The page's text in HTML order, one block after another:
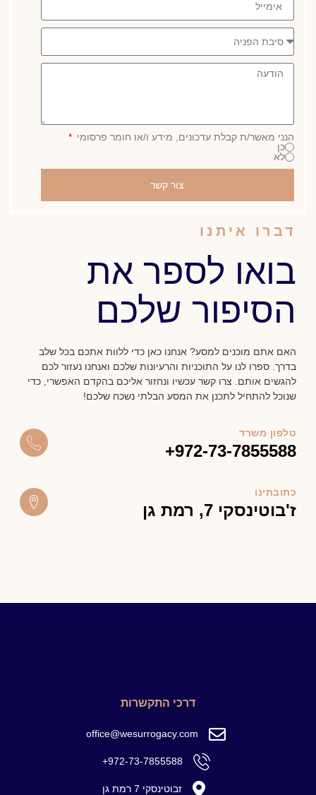
דברו איתנו
בואו לספר את
הסיפור שלכם
האם אתם מוכנים למסע? אנחנו כאן כדי ללוות אתכם בכל שלב
בדרך. ספרו לנו על התוכניות והרעיונות שלכם ואנחנו נעזור לכם
להגשים אותם. צרו קשר עכשיו ונחזור אליכם בהקדם האפשרי, כדי
שנוכל להתחיל לתכנן את המסע הבלתי נשכח שלכם!
טלפון משרד
+972-73-7855588
כתובתינו
ז'בוטינסקי 7, רמת גן
הנני מאשר/ת קבלת עדכונים, מידע ו/או חומר פרסומי
כן
לא
צור קשר
דרכי התקשרות
office@wesurrogacy.com
972-73-7855588+
זבוטינסקי 7 רמת גן